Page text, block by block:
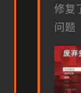
修复
问题